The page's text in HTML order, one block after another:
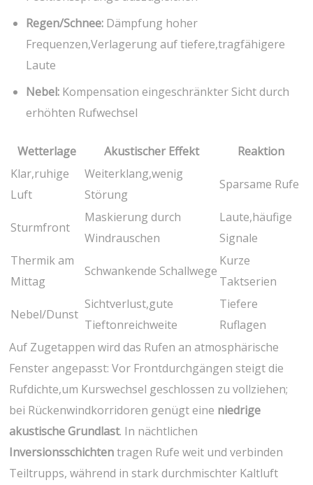
Regen/Schnee: Dämpfung hoher
Frequenzen,Verlagerung auf tiefere,tragfähigere
Laute
Nebel: Kompensation eingeschränkter Sicht durch‌
erhöhten Rufwechsel
Wetterlage Akustischer Effekt
Reaktion
Klar,ruhige
Luft
Weiterklang,wenig
Störung
Sparsame Rufe
Sturmfront
Maskierung durch
Windrauschen
Laute,häufige
Signale
Thermik am
Mittag
Schwankende Schallwege
Kurze
Taktserien
Nebel/Dunst
Sichtverlust,gute
Tieftonreichweite
Tiefere
Ruflagen
Auf Zugetappen ⁤wird das Rufen an atmosphärische​
Fenster angepasst: Vor Frontdurchgängen steigt die
Rufdichte,um ‌Kurswechsel ⁣geschlossen zu ‌vollziehen;
bei Rückenwindkorridoren ‌genügt eine niedrige
⁣akustische Grundlast. In nächtlichen​
Inversionsschichten⁢tragen Rufe weit und verbinden
Teiltrupps,​ während in stark ‌durchmischter​ Kaltluft